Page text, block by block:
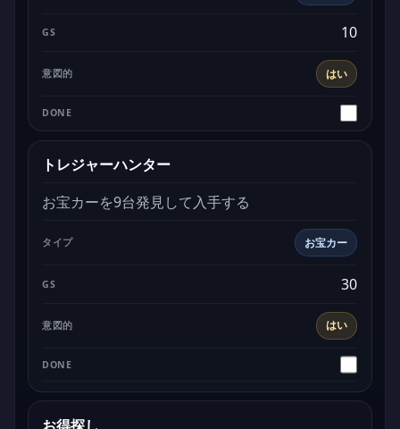
はい
10
トレジャーハンター
お宝カーを9台発見して入手する
お宝カー
はい
30
お得探し